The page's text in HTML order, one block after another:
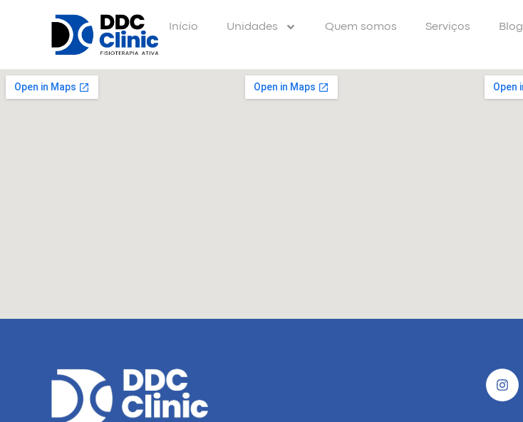
Início Unidades Quem somos Serviços Blog